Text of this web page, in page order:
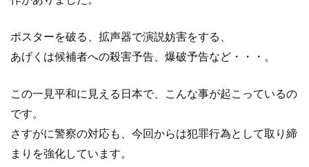
ポスターを破る、拡声器で演説妨害をする、
あげくは候補者への殺害予告、爆破予告など・・・。
この一見平和に見える日本で、こんな事が起こっているの
です。
さすがに警察の対応も、今回からは犯罪行為として取り締
まりを強化しています。